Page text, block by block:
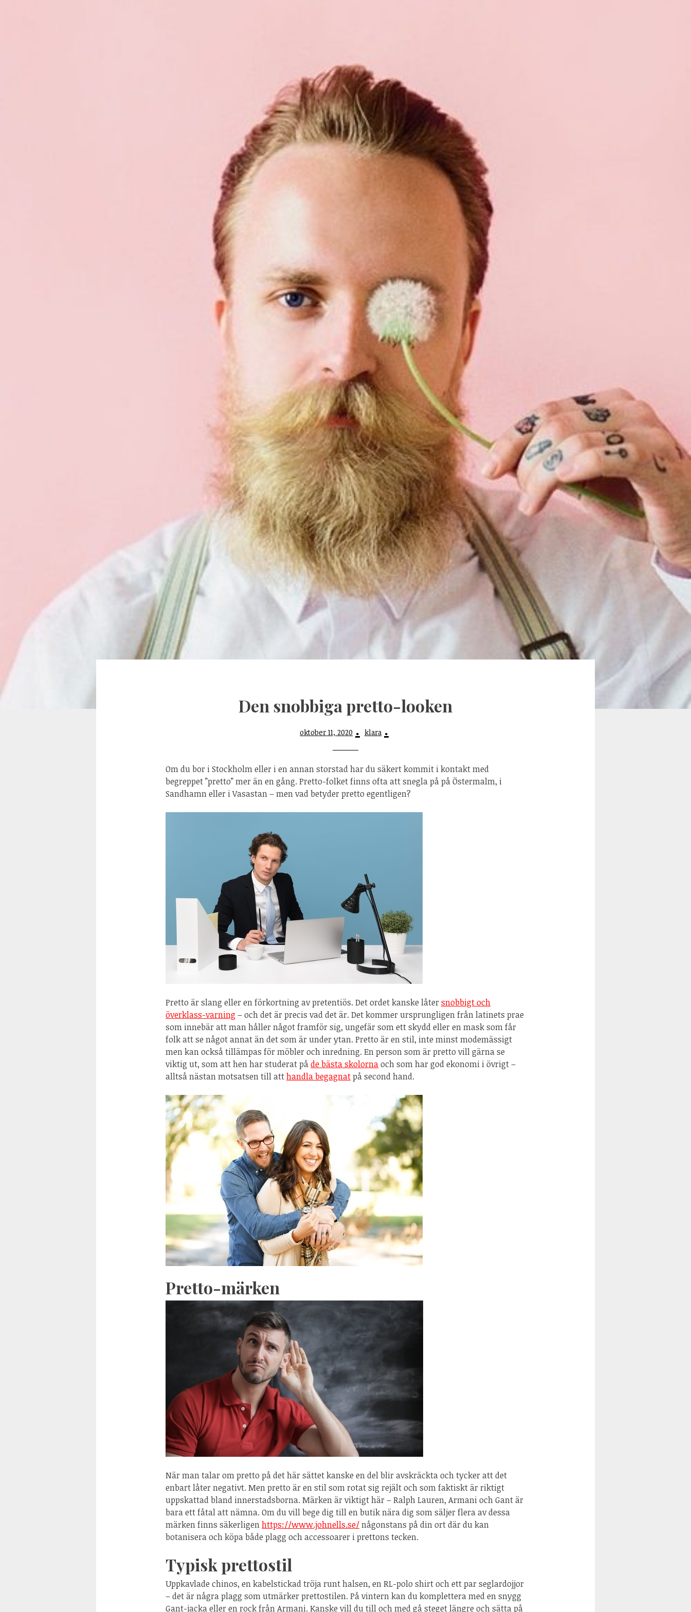
Den snobbiga pretto-looken
oktober 11, 2020 klara
Om du bor i Stockholm eller i en annan storstad har du säkert kommit i kontakt med
begreppet ”pretto” mer än en gång. Pretto-folket finns ofta att snegla på på Östermalm, i
Sandhamn eller i Vasastan – men vad betyder pretto egentligen?
Pretto är slang eller en förkortning av pretentiös. Det ordet kanske låter snobbigt och
överklass-varning – och det är precis vad det är. Det kommer ursprungligen från latinets prae
som innebär att man håller något framför sig, ungefär som ett skydd eller en mask som får
folk att se något annat än det som är under ytan. Pretto är en stil, inte minst modemässigt
men kan också tillämpas för möbler och inredning. En person som är pretto vill gärna se
viktig ut, som att hen har studerat påde bästa skolornaoch som har god ekonomi i övrigt –
alltså nästan motsatsen till atthandla begagnatpå second hand.
Pretto-märken
När man talar om pretto på det här sättet kanske en del blir avskräckta och tycker att det
enbart låter negativt. Men pretto är en stil som rotat sig rejält och som faktiskt är riktigt
uppskattad bland innerstadsborna. Märken är viktigt här – Ralph Lauren, Armani och Gant är
bara ett fåtal att nämna. Om du vill bege dig till en butik nära dig som säljer flera av dessa
märken finns säkerligenhttps://www.johnells.se/någonstans på din ort där du kan
botanisera och köpa både plagg och accessoarer i prettons tecken.
Typisk prettostil
Uppkavlade chinos, en kabelstickad tröja runt halsen, en RL-polo shirt och ett par seglardojjor
– det är några plagg som utmärker prettostilen. På vintern kan du komplettera med en snygg
Gant-jacka eller en rock från Armani. Kanske vill du till och med gå steget längre och sätta på